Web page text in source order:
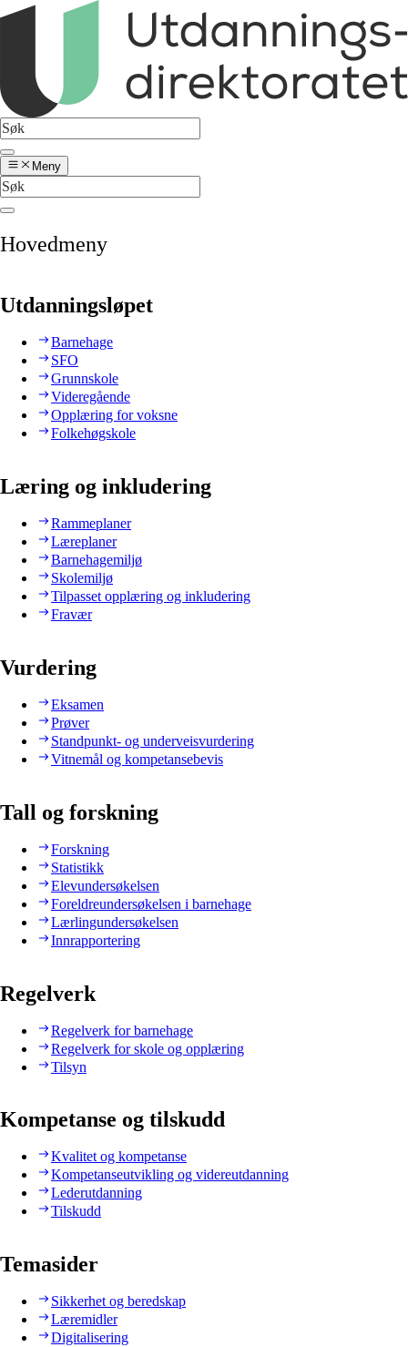
Meny
Hovedmeny
Utdanningsløpet
Barnehage
SFO
Grunnskole
Videregående
Opplæring for voksne
Folkehøgskole
Læring og inkludering
Rammeplaner
Læreplaner
Barnehagemiljø
Skolemiljø
Tilpasset opplæring og inkludering
Fravær
Vurdering
Eksamen
Prøver
Standpunkt- og underveisvurdering
Vitnemål og kompetansebevis
Tall og forskning
Forskning
Statistikk
Elevundersøkelsen
Foreldreundersøkelsen i barnehage
Lærlingundersøkelsen
Innrapportering
Regelverk
Regelverk for barnehage
Regelverk for skole og opplæring
Tilsyn
Kompetanse og tilskudd
Kvalitet og kompetanse
Kompetanseutvikling og videreutdanning
Lederutdanning
Tilskudd
Temasider
Sikkerhet og beredskap
Læremidler
Digitalisering